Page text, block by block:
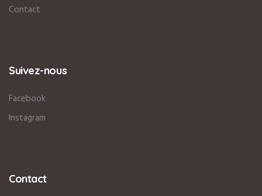
Contact
Suivez-nous
Facebook
Instagram
Contact